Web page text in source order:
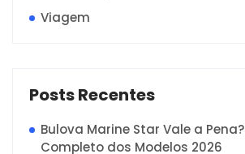
Viagem
Posts Recentes
Bulova Marine Star Vale a
Completo dos Modelos 2026